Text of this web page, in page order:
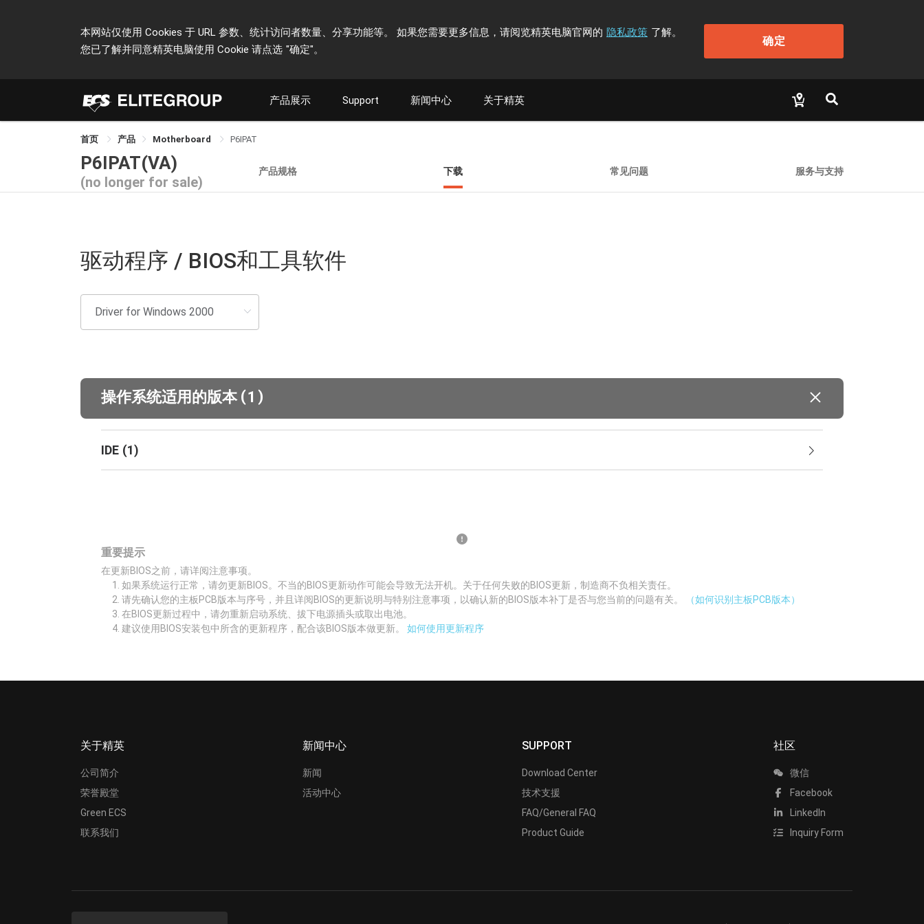
本网站仅使用 Cookies 于 URL 参数、统计访问者数量、分享功能等。 如果您需要更多信息，请阅览精英电脑官网的 隐私政策 了解。
您已了解并同意精英电脑使用 Cookie 请点选 "确定"。
确定
产品展示 Support 新闻中心 关于精英
首页 产品 Motherboard P6IPAT
P6IPAT(VA)
(no longer for sale)
产品规格 下载 常见问题 服务与支持
驱动程序 / BIOS和工具软件
操作系统适用的版本 (1 )
IDE (1)
重要提示
在更新BIOS之前，请详阅注意事项。
如果系统运行正常，请勿更新BIOS。不当的BIOS更新动作可能会导致无法开机。关于任何失败的BIOS更新，制造商不负相关责任。
请先确认您的主板PCB版本与序号，并且详阅BIOS的更新说明与特别注意事项，以确认新的BIOS版本补丁是否与您当前的问题有关。
（如何识别主板PCB版本）
在BIOS更新过程中，请勿重新启动系统、拔下电源插头或取出电池。
建议使用BIOS安装包中所含的更新程序，配合该BIOS版本做更新。 如何使用更新程序
关于精英
公司简介
荣誉殿堂
Green ECS
联系我们
新闻中心
新闻
活动中心
SUPPORT
Download Center
技术支援
FAQ/General FAQ
Product Guide
社区
微信
Facebook
LinkedIn
Inquiry Form